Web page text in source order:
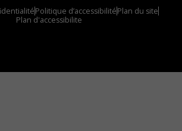
Politique d’accessibilitéPlan du site
Plan d'accessibilite